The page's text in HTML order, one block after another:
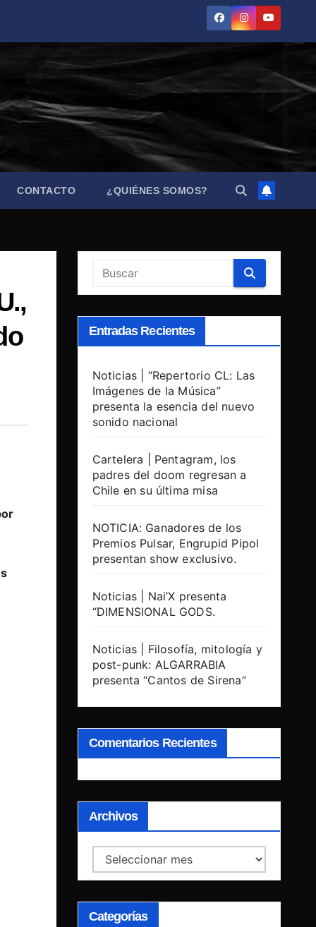
CONTACTO ¿QUIÉNES SOMOS?
Entradas Recientes
Noticias | “Repertorio CL: Las
Imágenes de la Música”
presenta la esencia del nuevo
sonido nacional
Cartelera | Pentagram, los
padres del doom regresan a
Chile en su última misa
NOTICIA: Ganadores de los
Premios Pulsar, Engrupid Pipol
presentan show exclusivo.
Noticias | Nai’X presenta
“DIMENSIONAL GODS.
Noticias | Filosofía, mitología y
post-punk: ALGARRABIA
presenta “Cantos de Sirena”
Comentarios Recientes
Archivos
Archivos
Categorías